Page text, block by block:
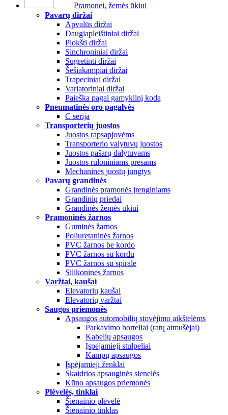
Pramonei, žemės ūkiui
Pavarų diržai
Apvalūs diržai
Daugiapleištiniai diržai
Plokšti diržai
Sinchroniniai diržai
Sugretinti diržai
Šešiakampiai diržai
Trapeciniai diržai
Variatoriniai diržai
Paieška pagal gamyklinį kodą
Pneumatinės oro pagalvės
C serija
Transporterių juostos
Juostos rapsapjovėms
Transporterio valytuvų juostos
Juostos pašarų dalytuvams
Juostos ruloniniams presams
Mechaninės juostų jungtys
Pavarų grandinės
Grandinės pramonės įrenginiams
Grandinių priedai
Grandinės žemės ūkiui
Pramoninės žarnos
Guminės žarnos
Poliuretaninės žarnos
PVC žarnos be kordo
PVC žarnos su kordu
PVC žarnos su spirale
Silikoninės žarnos
Varžtai, kaušai
Elevatorių kaušai
Elevatorių varžtai
Saugos priemonės
Apsaugos automobilių stovėjimo aikštelėms
Parkavimo borteliai (ratų atmušėjai)
Kabelių apsaugos
Įspėjamieji stulpeliai
Kampų apsaugos
Įspėjamieji ženklai
Skaidrios apsauginės sienelės
Kūno apsaugos priemonės
Plėvelės, tinklai
Šienainio plėvelė
Šienainio tinklas